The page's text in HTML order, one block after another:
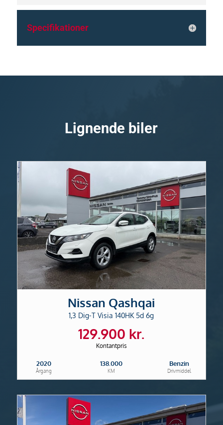
Specifikationer
Lignende biler
Nissan Qashqai
1,3 Dig-T Visia 140HK 5d 6g
129.900 kr.
Kontantpris
2020
Årgang
138.000
KM
Benzin
Drivmiddel